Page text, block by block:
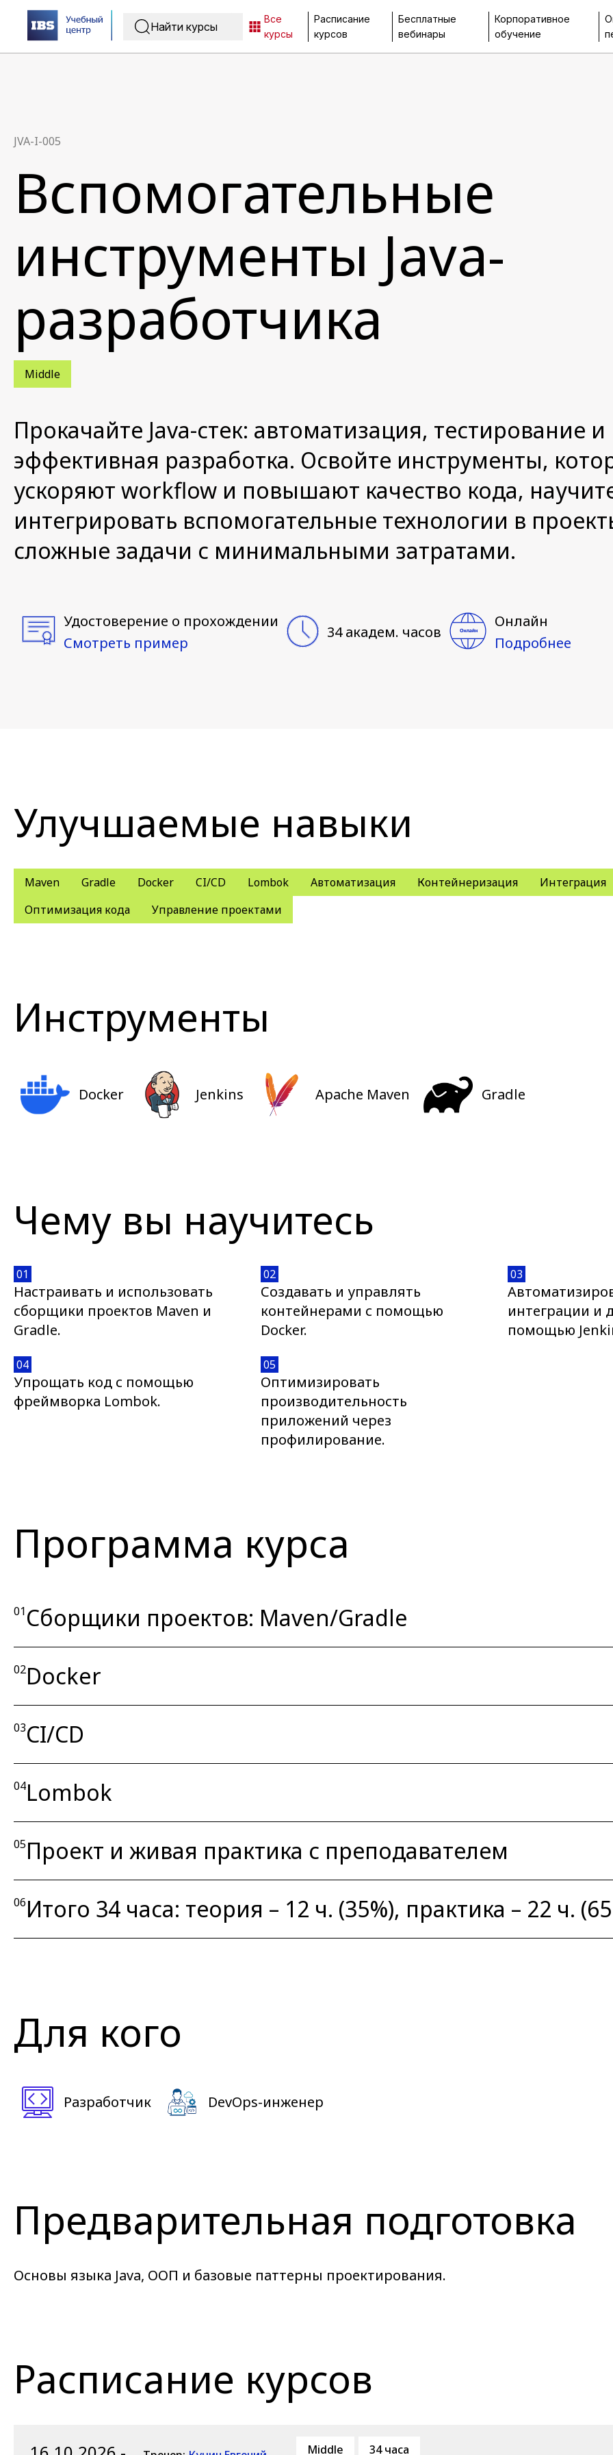
Все
курсы
Расписание
курсов
Бесплатные
вебинары
Корпоративное
обучение
JVA-I-005
Вспомогательные
инструменты Java-
разработчика
Middle
Прокачайте Java-стек: автоматизация, тестирование и
эффективная разработка. Освойте инструменты,
ускоряют workflow и повышают качество кода,
интегрировать вспомогательные технологии в
сложные задачи с минимальными затратами.
Удостоверение о прохождении
Смотреть пример
34 академ. часов
Онлайн
Подробнее
Улучшаемые навыки
Maven Gradle Docker CI/CD Lombok Автоматизация Контейнеризация
Интеграция
Оптимизация кода
Управление проектами
Инструменты
Docker Jenkins Apache Maven Gradle
Чему вы научитесь
01
Настраивать и использовать
сборщики проектов Maven и
Gradle.
02
Создавать и управлять
контейнерами с помощью
Docker.
03
интеграции и
помощью
04
Упрощать код с помощью
фреймворка Lombok.
05
Оптимизировать
производительность
приложений через
профилирование.
Программа курса
01Сборщики проектов: Maven/Gradle
02Docker
03CI/CD
04Lombok
05Проект и живая практика с преподавателем
06Итого 34 часа: теория – 12 ч. (35%), практика – 22 ч.
Для кого
Разработчик DevOps-инженер
Предварительная подготовка
Основы языка Java, ООП и базовые паттерны проектирования.
Расписание курсов
Middle 34 часа